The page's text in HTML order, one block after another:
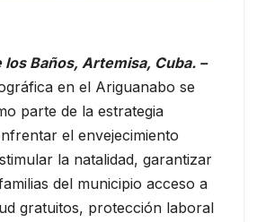
los Baños, Artemisa, Cuba. –
en el Ariguanabo se
parte de la estrategia
el envejecimiento
la natalidad, garantizar
del municipio acceso a
gratuitos, protección laboral